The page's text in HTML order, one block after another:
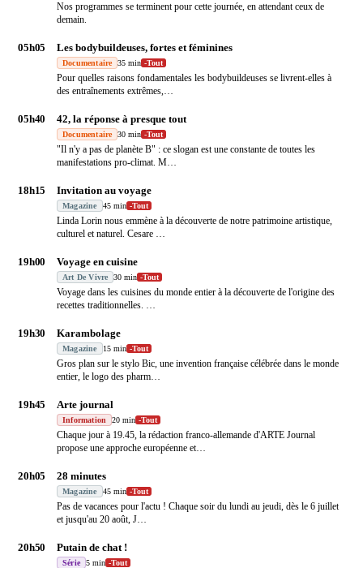
Nos programmes se terminent pour cette journée, en attendant ceux de
demain.
05h05 Les bodybuildeuses, fortes et féminines
Documentaire 35 min -Tout
Pour quelles raisons fondamentales les bodybuildeuses se livrent-elles à
des entraînements extrêmes,…
05h40 42, la réponse à presque tout
Documentaire 30 min -Tout
"Il n'y a pas de planète B" : ce slogan est une constante de toutes les
manifestations pro-climat. M…
18h15 Invitation au voyage
Magazine 45 min -Tout
Linda Lorin nous emmène à la découverte de notre patrimoine artistique,
culturel et naturel. Cesare …
19h00 Voyage en cuisine
Art De Vivre 30 min -Tout
Voyage dans les cuisines du monde entier à la découverte de l'origine des
recettes traditionnelles. …
19h30 Karambolage
Magazine 15 min -Tout
Gros plan sur le stylo Bic, une invention française célébrée dans le monde
entier, le logo des pharm…
19h45 Arte journal
Information 20 min -Tout
Chaque jour à 19.45, la rédaction franco-allemande d'ARTE Journal
propose une approche européenne et…
20h05 28 minutes
Magazine 45 min -Tout
Pas de vacances pour l'actu ! Chaque soir du lundi au jeudi, dès le 6 juillet
et jusqu'au 20 août, J…
20h50 Putain de chat !
Série 5 min -Tout